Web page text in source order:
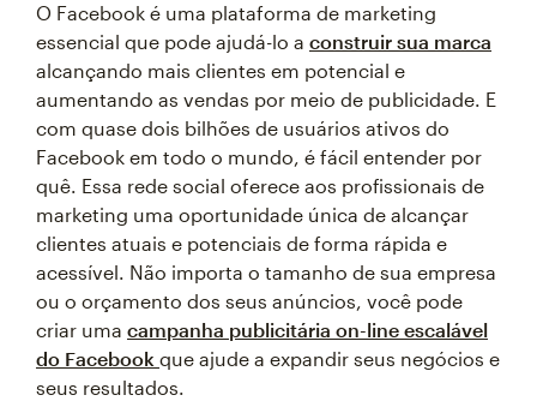
O Facebook é uma plataforma de marketing
essencial que pode ajudá-lo a construir sua marca
alcançando mais clientes em potencial e
aumentando as vendas por meio de publicidade. E
com quase dois bilhões de usuários ativos do
Facebook em todo o mundo, é fácil entender por
quê. Essa rede social oferece aos profissionais de
marketing uma oportunidade única de alcançar
clientes atuais e potenciais de forma rápida e
acessível. Não importa o tamanho de sua empresa
ou o orçamento dos seus anúncios, você pode
criar uma campanha publicitária on-line escalável
do Facebook que ajude a expandir seus negócios e
seus resultados.